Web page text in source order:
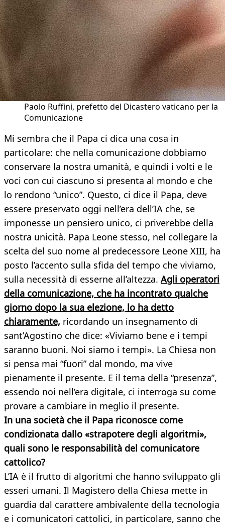
Paolo Ruffini, prefetto del Dicastero vaticano per la
Comunicazione
Mi sembra che il Papa ci dica una cosa in
particolare: che nella comunicazione dobbiamo
conservare la nostra umanità, e quindi i volti e le
voci con cui ciascuno si presenta al mondo e che
lo rendono “unico”. Questo, ci dice il Papa, deve
essere preservato oggi nell’era dell’IA che, se
imponesse un pensiero unico, ci priverebbe della
nostra unicità. Papa Leone stesso, nel collegare la
scelta del suo nome al predecessore Leone XIII, ha
posto l’accento sulla sfida del tempo che viviamo,
sulla necessità di esserne all’altezza. Agli operatori
della comunicazione, che ha incontrato qualche
giorno dopo la sua elezione, lo ha detto
chiaramente, ricordando un insegnamento di
sant’Agostino che dice: «Viviamo bene e i tempi
saranno buoni. Noi siamo i tempi». La Chiesa non
si pensa mai “fuori” dal mondo, ma vive
pienamente il presente. E il tema della “presenza”,
essendo noi nell’era digitale, ci interroga su come
provare a cambiare in meglio il presente.
In una società che il Papa riconosce come
condizionata dallo «strapotere degli algoritmi»,
quali sono le responsabilità del comunicatore
cattolico?
L’IA è il frutto di algoritmi che hanno sviluppato gli
esseri umani. Il Magistero della Chiesa mette in
guardia dal carattere ambivalente della tecnologia
e i comunicatori cattolici, in particolare, sanno che